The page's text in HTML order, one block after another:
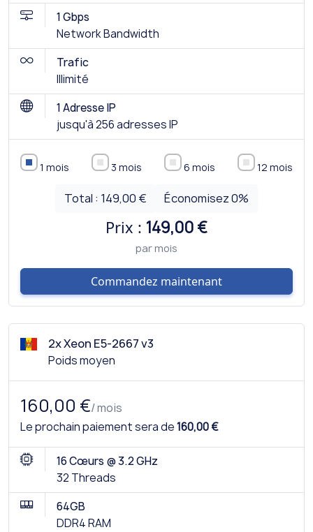
1 Gbps
Network Bandwidth
Trafic
Illimité
1 Adresse IP
jusqu'à 256 adresses IP
1 mois 3 mois 6 mois 12 mois
Total : 149,00 € Économisez0%
Prix : 149,00 €
par mois
Commandez maintenant
2x Xeon E5-2667 v3
Poids moyen
160,00 €/ mois
Le prochain paiement sera de160,00 €
16 Cœurs @ 3.2 GHz
32 Threads
64GB
DDR4 RAM